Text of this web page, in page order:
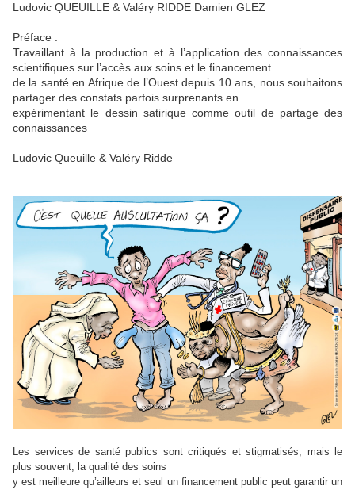
Ludovic QUEUILLE & Valéry RIDDE Damien GLEZ
Préface :
Travaillant à la production et à l’application des connaissances
scientifiques sur l’accès aux soins et le financement
de la santé en Afrique de l’Ouest depuis 10 ans, nous souhaitons
partager des constats parfois surprenants en
expérimentant le dessin satirique comme outil de partage des
connaissances
Ludovic Queuille & Valéry Ridde
Les services de santé publics sont critiqués et stigmatisés, mais le
plus souvent, la qualité des soins
y est meilleure qu’ailleurs et seul un financement public peut garantir un